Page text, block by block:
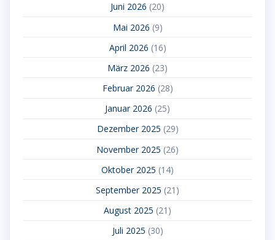
Juni 2026 (20)
Mai 2026 (9)
April 2026 (16)
März 2026 (23)
Februar 2026 (28)
Januar 2026 (25)
Dezember 2025 (29)
November 2025 (26)
Oktober 2025 (14)
September 2025 (21)
August 2025 (21)
Juli 2025 (30)